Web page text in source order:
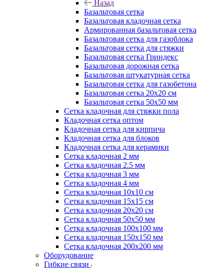
Назад
Базальтовая сетка
Базальтовая кладочная сетка
Армированная базальтовая сетка
Базальтовая сетка для газоблока
Базальтовая сетка для стяжки
Базальтовая сетка Гриндекс
Базальтовая дорожная сетка
Базальтовая штукатурная сетка
Базальтовая сетка для газобетона
Базальтовая сетка 20x20 см
Базальтовая сетка 50x50 мм
Сетка кладочная для стяжки пола
Кладочная сетка оптом
Кладочная сетка для кирпича
Кладочная сетка для блоков
Кладочная сетка для керамики
Сетка кладочная 2 мм
Сетка кладочная 2.5 мм
Сетка кладочная 3 мм
Сетка кладочная 4 мм
Сетка кладочная 10x10 см
Сетка кладочная 15x15 см
Сетка кладочная 20x20 см
Сетка кладочная 50x50 мм
Сетка кладочная 100x100 мм
Сетка кладочная 150x150 мм
Сетка кладочная 200x200 мм
Оборудование
Гибкие связи